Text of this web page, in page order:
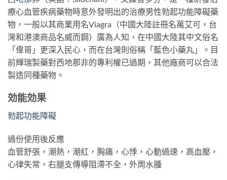
療心血管疾病藥物時意外發明出的治療男性勃起功能障礙藥
物，一般以其商業用名Viagra（中國大陸註冊名萬艾可，台
灣和港澳商品名威而鋼）廣為人知，在中國大陸其中文俗名
「偉哥」更深入民心，而在台灣則俗稱「藍色小藥丸」。目
前輝瑞製藥對西地那非的專利權已過期，其他廠商可以合法
製造同種藥物。
効能効果
勃起功能障礙
過份使用後反應
血管舒張，潮熱，潮紅，胸痛，心悸，心動過速，高血壓，
心律失常，右腿支傳導阻滯不全，外周水腫